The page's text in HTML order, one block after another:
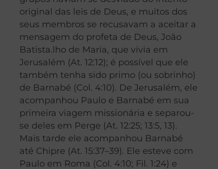
original das leis de Deus, e muitos dos
seus membros se recusavam a aceitar a
mensagem do profeta de Deus, João
Batista.lho de Maria, que vivia em
Jerusalém (At. 12:12); é possível que ele
também tenha sido primo (ou sobrinho)
de Barnabé (Col. 4:10). De Jerusalém, ele
acompanhou Paulo e Barnabé em sua
primeira viagem missionária e separou-
se deles em Perge (At. 12:25; 13:5, 13).
Mais tarde ele acompanhou Barnabé
até Chipre (At. 15:37–39). Ele esteve com
Paulo em Roma (Col. 4:10; Fil. 1:24) e